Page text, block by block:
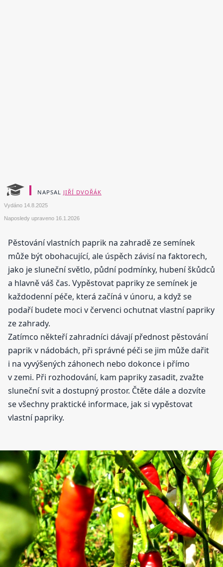
NAPSAL JIŘÍ DVOŘÁK
Vydáno 14.8.2025
Naposledy upraveno 16.1.2026
Pěstování vlastních paprik na zahradě ze semínek
může být obohacující, ale úspěch závisí na faktorech,
jako je sluneční světlo, půdní podmínky, hubení škůdců
a hlavně váš čas. Vypěstovat papriky ze semínek je
každodenní péče, která začíná v únoru, a když se
podaří budete moci v červenci ochutnat vlastní papriky
ze zahrady.
Zatímco někteří zahradníci dávají přednost pěstování
paprik v nádobách, při správné péči se jim může dařit
i na vyvýšených záhonech nebo dokonce i přímo
v zemi. Při rozhodování, kam papriky zasadit, zvažte
sluneční svit a dostupný prostor. Čtěte dále a dozvíte
se všechny praktické informace, jak si vypěstovat
vlastní papriky.